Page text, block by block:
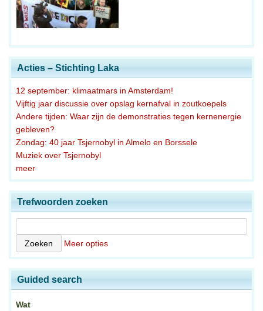
Acties – Stichting Laka
12 september: klimaatmars in Amsterdam!
Vijftig jaar discussie over opslag kernafval in zoutkoepels
Andere tijden: Waar zijn de demonstraties tegen kernenergie
gebleven?
Zondag: 40 jaar Tsjernobyl in Almelo en Borssele
Muziek over Tsjernobyl
meer
Trefwoorden zoeken
Meer opties
Guided search
Wat